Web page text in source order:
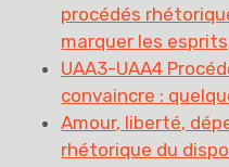
procédés
marquer les
UAA3-UAA4
convaincre :
Amour, liberté,
rhétorique du